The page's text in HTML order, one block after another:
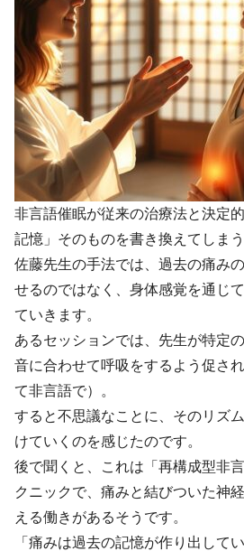
非言語催眠が従来の治療法と決定
記憶」そのものを書き換えてしま
佐藤先生の手法では、過去の痛み
せるのではなく、身体感覚を通じ
ていきます。
あるセッションでは、先生が特定
音に合わせて呼吸をするよう促さ
て非言語で）。
すると不思議なことに、そのリズ
けていくのを感じたのです。
後で聞くと、これは「再構成型非
クニックで、痛みと結びついた神
える働きがあるそうです。
「痛みは過去の記憶が作り出して